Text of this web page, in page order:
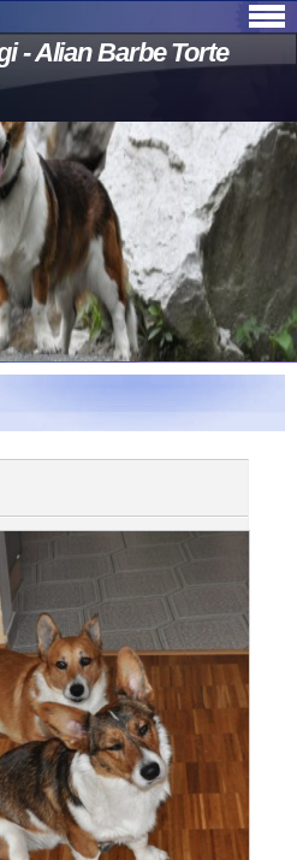
- Alian Barbe Torte